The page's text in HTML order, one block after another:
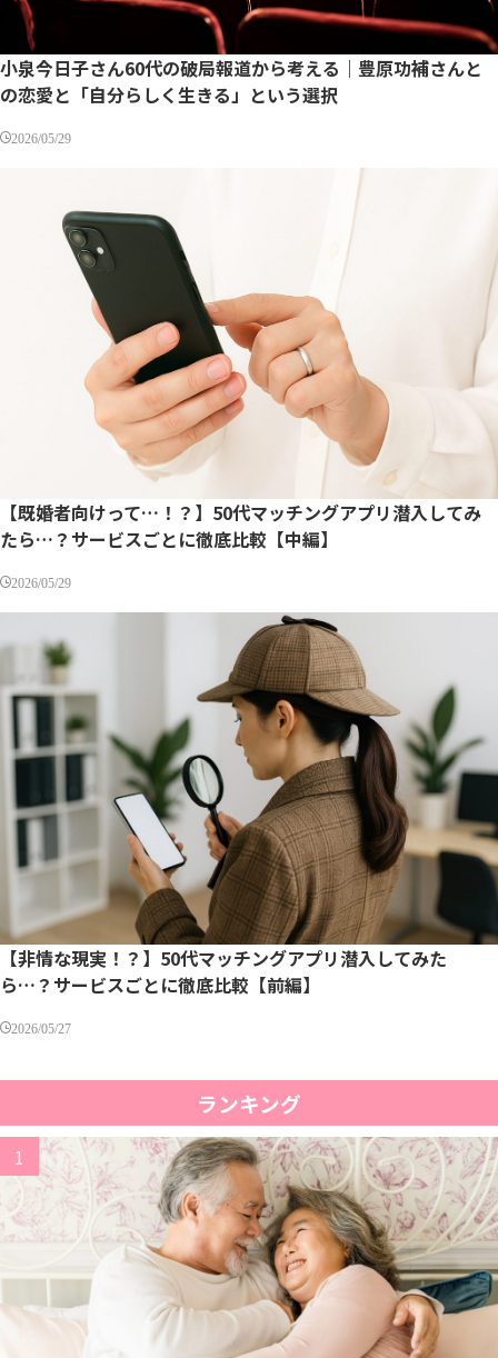
小泉今日子さん60代の破局報道から考える｜豊原功補さんと
の恋愛と「自分らしく生きる」という選択
2026/05/29
【既婚者向けって…！？】50代マッチングアプリ潜入してみ
たら…？サービスごとに徹底比較【中編】
2026/05/29
【非情な現実！？】50代マッチングアプリ潜入してみた
ら…？サービスごとに徹底比較【前編】
2026/05/27
ランキング